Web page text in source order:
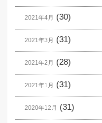
2021年4月 (30)
2021年3月 (31)
2021年2月 (28)
2021年1月 (31)
2020年12月 (31)